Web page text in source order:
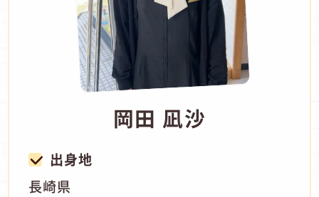
岡田 凪沙
出身地
長崎県